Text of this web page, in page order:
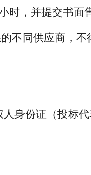
时，并提交书面
不同供应商，
身份证（投标